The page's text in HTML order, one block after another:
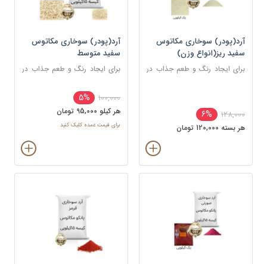
آرد(پودر) سوخاری مکاتوس
سفید ریز(انواع وزن)
برای ایجاد رنگ و طعم جذاب در
128,000
6%
هر بسته 120,000 تومان
آرد(پودر) سوخاری مکاتوس
سفید متوسط
برای ایجاد رنگ و طعم جذاب در
ها، ناگت ها، مرغ، ماهی و میگو
استفاده می شود.
100,000
5%
هر کيلو 95,000 تومان
برای قیمت عمده کلیک کنید